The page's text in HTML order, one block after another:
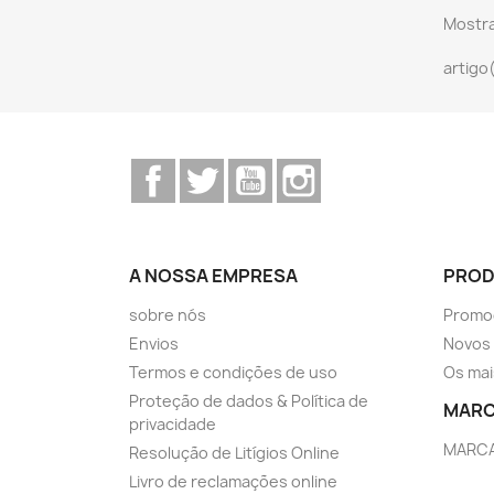
FacebookTwitterYouTube
A NOSSA EMPRESA
sobre nós
Envios
Termos e condições de uso
Proteção de dados & Política de
privacidade
Resolução de Litígios Online
Livro de reclamações online
Os